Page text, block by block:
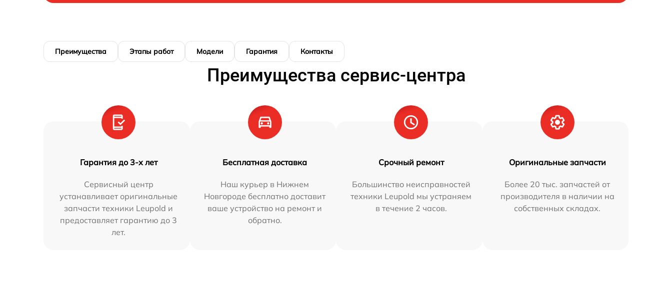
Преимущества Этапы работ Модели Гарантия Контакты
Преимущества сервис-центра
Гарантия до 3-х лет
Сервисный центр
устанавливает оригинальные
запчасти техники Leupold и
предоставляет гарантию до 3
лет.
Бесплатная доставка
Наш курьер в Нижнем
Новгороде бесплатно доставит
ваше устройство на ремонт и
обратно.
Срочный ремонт
Большинство неисправностей
техники Leupold мы устраняем
в течение 2 часов.
Оригинальные запчасти
Более 20 тыс. запчастей от
производителя в наличии на
собственных складах.